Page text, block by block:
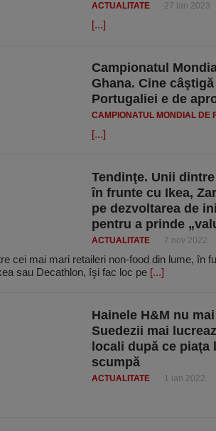
ACTUALITATE 27 ian 2023
[...]
Campionatul
Ghana. Cine
Portugaliei e de
CAMPIONATUL MONDIAL DE
[...]
Tendinţe. Unii
în frunte cu Ikea,
pe dezvoltarea de
pentru a prinde
ACTUALITATE 7 nov 2022
cei mai mari re­taileri non-food din lume, în
sau Decathlon, îşi fac loc pe [...]
Hainele H&M nu
Suedezii mai
locali după ce
scumpă
ACTUALITATE 1 ian 2022